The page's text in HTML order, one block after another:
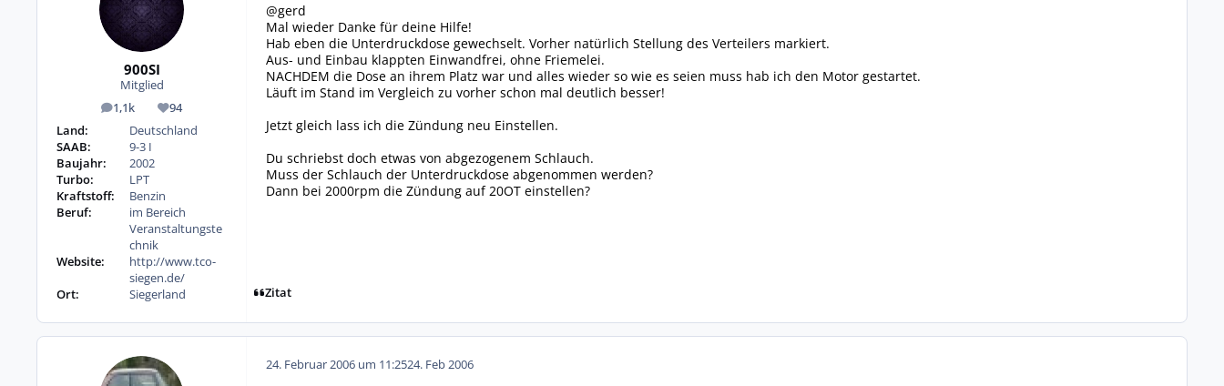
900SI
Mitglied
1,1k
Beiträge 94
Reputation
Land:
Deutschland
SAAB:
9-3 I
Baujahr:
2002
Turbo:
LPT
Kraftstoff:
Benzin
Beruf:
im Bereich
Veranstaltungste
chnik
Website:
http://www.tco-
siegen.de/
Ort:
Siegerland
@gerd
Mal wieder Danke für deine Hilfe!
Hab eben die Unterdruckdose gewechselt. Vorher natürlich Stellung des Verteilers markiert.
Aus- und Einbau klappten Einwandfrei, ohne Friemelei.
NACHDEM die Dose an ihrem Platz war und alles wieder so wie es seien muss hab ich den Motor gestartet.
Läuft im Stand im Vergleich zu vorher schon mal deutlich besser!
Jetzt gleich lass ich die Zündung neu Einstellen.
Du schriebst doch etwas von abgezogenem Schlauch.
Muss der Schlauch der Unterdruckdose abgenommen werden?
Dann bei 2000rpm die Zündung auf 20OT einstellen?
Zitat
24. Februar 2006 um 11:2524. Feb 2006